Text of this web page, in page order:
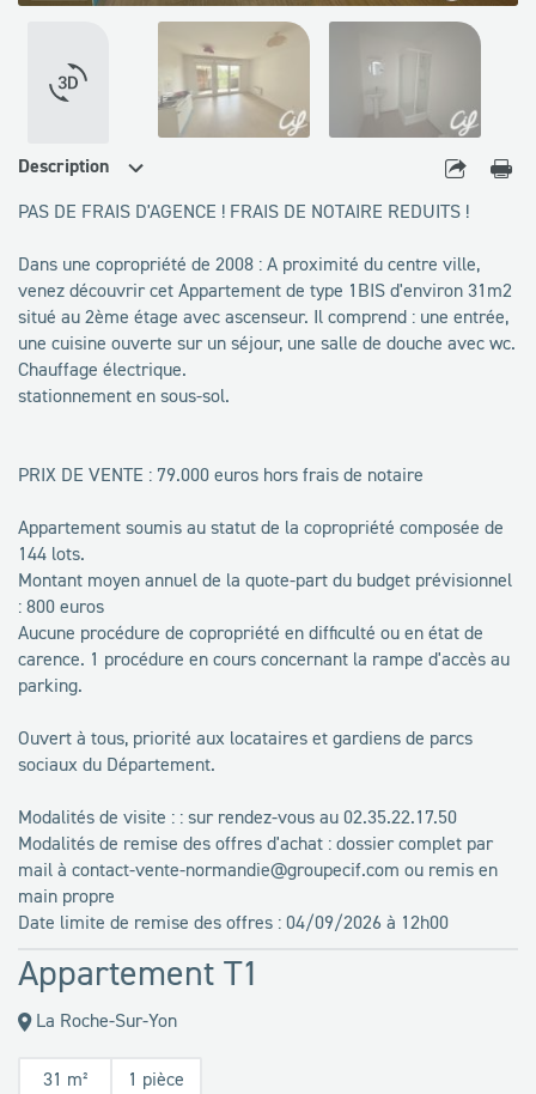
disponibles
VOIR LA VISITE 360°
Description
PAS DE FRAIS D'AGENCE ! FRAIS DE NOTAIRE REDUITS !
Dans une copropriété de 2008 : A proximité du centre ville,
venez découvrir cet Appartement de type 1BIS d'environ 31m2
situé au 2ème étage avec ascenseur. Il comprend : une entrée,
une cuisine ouverte sur un séjour, une salle de douche avec wc.
Chauffage électrique.
stationnement en sous-sol.
PRIX DE VENTE : 79.000 euros hors frais de notaire
Appartement soumis au statut de la copropriété composée de
144 lots.
Montant moyen annuel de la quote-part du budget prévisionnel
: 800 euros
Aucune procédure de copropriété en difficulté ou en état de
carence. 1 procédure en cours concernant la rampe d'accès au
parking.
Ouvert à tous, priorité aux locataires et gardiens de parcs
sociaux du Département.
Modalités de visite : : sur rendez-vous au 02.35.22.17.50
Modalités de remise des offres d'achat : dossier complet par
mail à contact-vente-normandie@groupecif.com ou remis en
main propre
Date limite de remise des offres : 04/09/2026 à 12h00
Appartement T1
La Roche-Sur-Yon
31 m² 1 pièce